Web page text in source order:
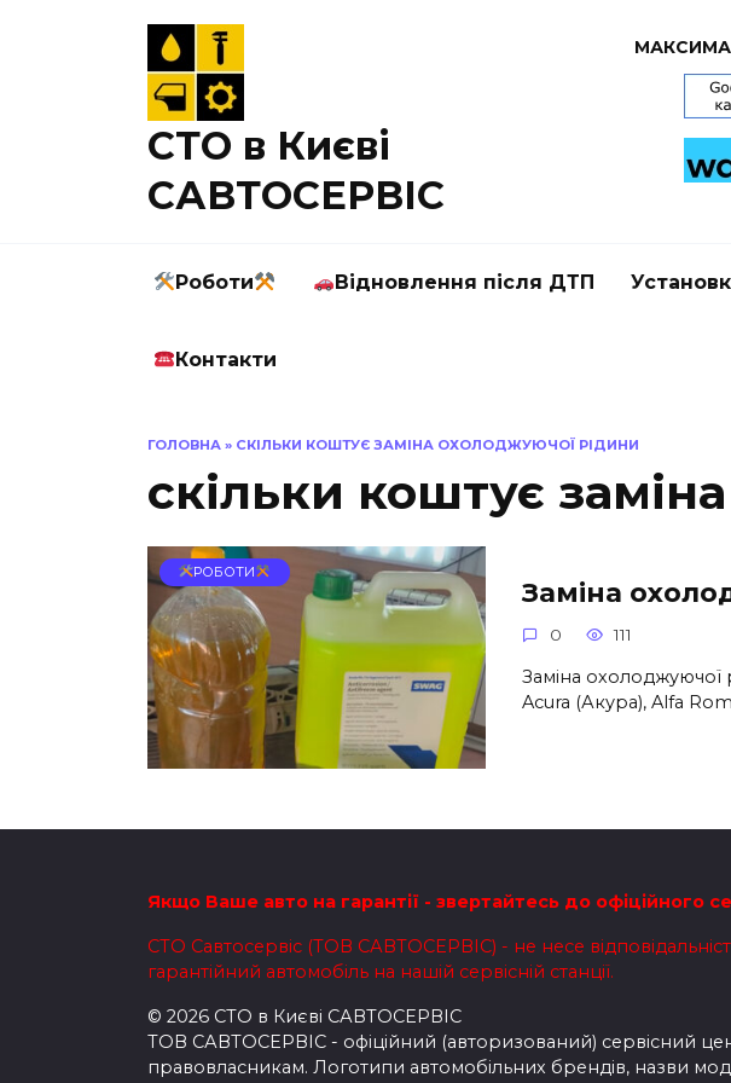
СТО в Києві
САВТОСЕРВІС
МАКСИМА
Роботи Відновлення після ДТП
Контакти
ГОЛОВНА » СКІЛЬКИ КОШТУЄ ЗАМІНА ОХОЛОДЖУЮЧОЇ РІДИНИ
скільки коштує
РОБОТИ
Заміна
0 111
Заміна охолоджуючої
Acura (Акура), Alfa
Якщо Ваше авто на гарантії - звертайтесь до офіційного
СТО Савтосервіс (ТОВ САВТОСЕРВІС) - не несе
гарантійний автомобіль на нашій сервісній станції.
© 2026 СТО в Києві САВТОСЕРВІС
ТОВ САВТОСЕРВІС - офіційний (авторизований) сервісний
правовласникам. Логотипи автомобільних брендів, назви